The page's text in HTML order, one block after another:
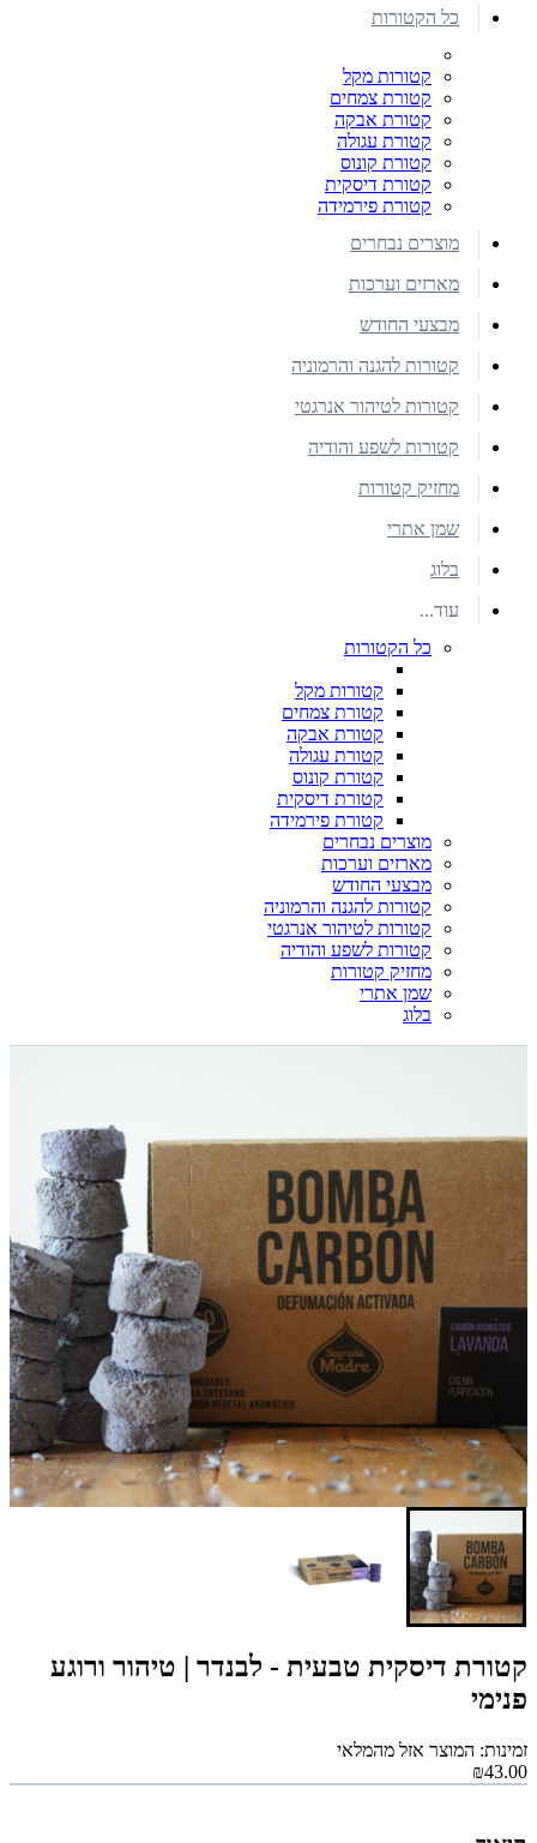
כל הקטורות
קטורות מקל
קטורת צמחים
קטורת אבקה
קטורת עגולה
קטורת קונוס
קטורת דיסקית
קטורת פירמידה
מוצרים נבחרים
מארזים וערכות
מבצעי החודש
קטורות להגנה והרמוניה
קטורות לטיהור אנרגטי
קטורות לשפע והודיה
מחזיק קטורות
שמן אתרי
בלוג
עוד...
כל הקטורות
קטורות מקל
קטורת צמחים
קטורת אבקה
קטורת עגולה
קטורת קונוס
קטורת דיסקית
קטורת פירמידה
מוצרים נבחרים
מארזים וערכות
מבצעי החודש
קטורות להגנה והרמוניה
קטורות לטיהור אנרגטי
קטורות לשפע והודיה
מחזיק קטורות
שמן אתרי
בלוג
קטורת דיסקית טבעית - לבנדר | טיהור ורוגע
פנימי
זמינות: המוצר אזל מהמלאי
₪43.00